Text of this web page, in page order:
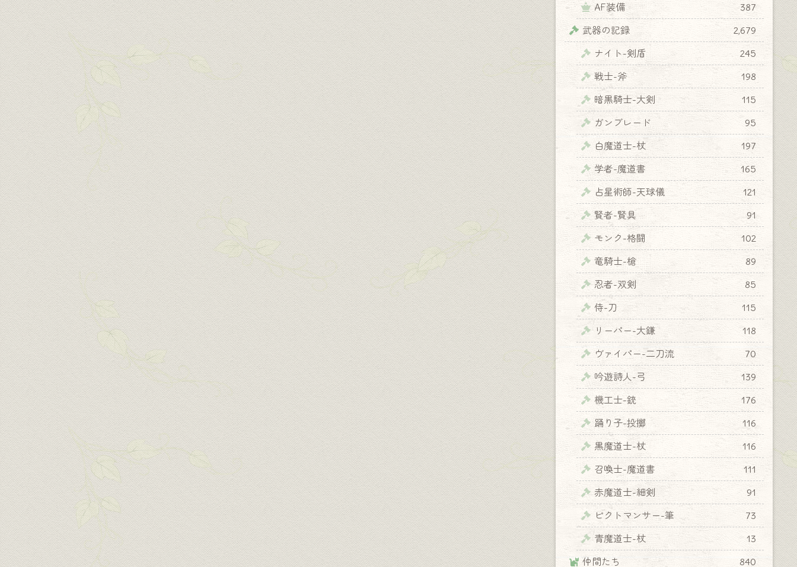
AF装備
387
武器の記録
2,679
ナイト-剣盾
245
戦士-斧
198
暗黒騎士-大剣
115
ガンブレード
95
白魔道士-杖
197
学者-魔道書
165
占星術師-天球儀
121
賢者-賢具
91
モンク-格闘
102
竜騎士-槍
89
忍者-双剣
85
侍-刀
115
リーパー-大鎌
118
ヴァイパー-二刀流
70
吟遊詩人-弓
139
機工士-銃
176
踊り子-投擲
116
黒魔道士-杖
116
召喚士-魔道書
111
赤魔道士-細剣
91
ピクトマンサー-筆
73
青魔道士-杖
13
仲間たち
840